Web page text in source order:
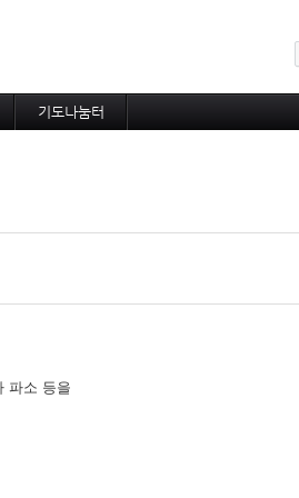
기도나눔터
파소 등을